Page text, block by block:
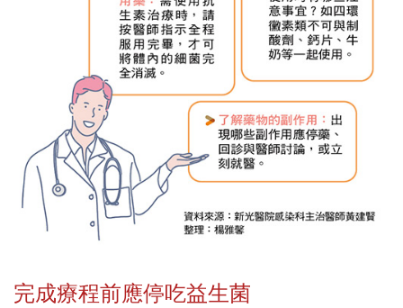
完成療程前應停吃益生菌